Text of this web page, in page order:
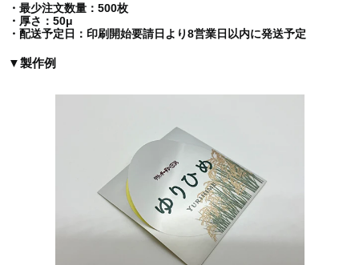
・最少注文数量：500枚
・厚さ：50μ
・配送予定日：印刷開始要請日より8営業日以内に発送予定
▼製作例